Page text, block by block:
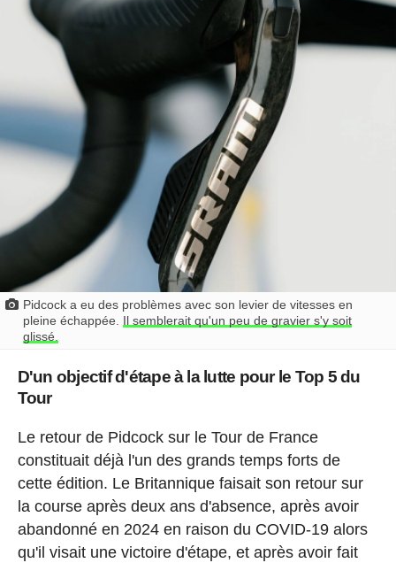
Pidcock a eu des problèmes avec son levier de vitesses en
pleine échappée. Il semblerait qu'un peu de gravier s'y soit
glissé.
D'un objectif d'étape à la lutte pour le Top 5 du
Tour
Le retour de Pidcock sur le Tour de France
constituait déjà l'un des grands temps forts de
cette édition. Le Britannique faisait son retour sur
la course après deux ans d'absence, après avoir
abandonné en 2024 en raison du COVID-19 alors
qu'il visait une victoire d'étape, et après avoir fait